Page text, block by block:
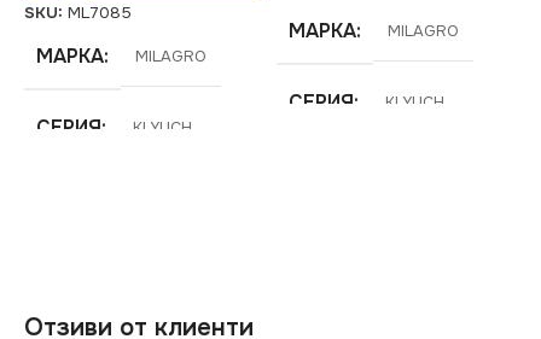
SKU: ML7085
МАРКА MILAGRO
СЕРИЯ KLYUCH
СТЕПЕН НА ЗАЩИТА
МАРКА MILAGRO
СЕРИЯ KLYUCH
Отзиви от клиенти